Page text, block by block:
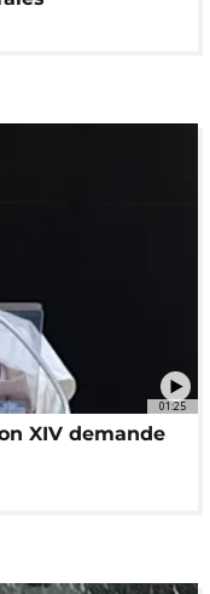
01:25
XIV demande